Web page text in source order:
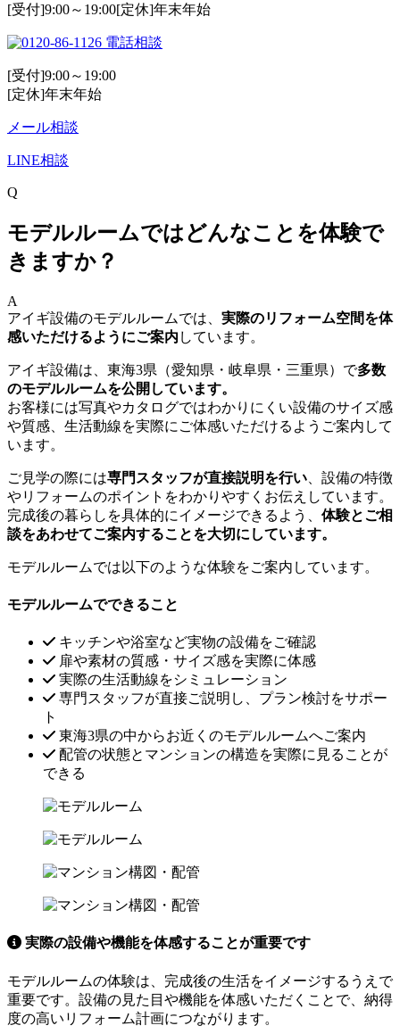
[受付]9:00～19:00[定休]年末年始
電話相談
[受付]9:00～19:00
[定休]年末年始
メール相談
LINE相談
Q
モデルルームではどんなことを体験で
きますか？
A
アイギ設備のモデルルームでは、 実際のリフォーム空間を体
感いただけるようにご案内 しています。
アイギ設備は、東海3県（愛知県・岐阜県・三重県）で多数
のモデルルームを公開しています。
お客様には写真やカタログではわかりにくい設備のサイズ感
や質感、生活動線を実際にご体感いただけるようご案内して
います。
ご見学の際には専門スタッフが直接説明を行い 、設備の特徴
やリフォームのポイントをわかりやすくお伝えしています。
完成後の暮らしを具体的にイメージできるよう、 体験とご相
談をあわせてご案内することを大切にしています。
モデルルームでは以下のような体験をご案内しています。
モデルルームでできること
キッチンや浴室など実物の設備をご確認
扉や素材の質感・サイズ感を実際に体感
実際の生活動線をシミュレーション
専門スタッフが直接ご説明し、プラン検討をサポー
ト
東海3県の中からお近くのモデルルームへご案内
配管の状態とマンションの構造を実際に見ることが
できる
実際の設備や機能を体感することが重要です
モデルルームの体験は、完成後の生活をイメージするうえで
重要です。設備の見た目や機能を体感いただくことで、納得
度の高いリフォーム計画につながります。